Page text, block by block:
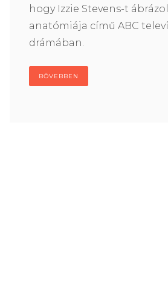
hogy Izzie Stevens-t
anatómiája című ABC
drámában.
BŐVEBBEN